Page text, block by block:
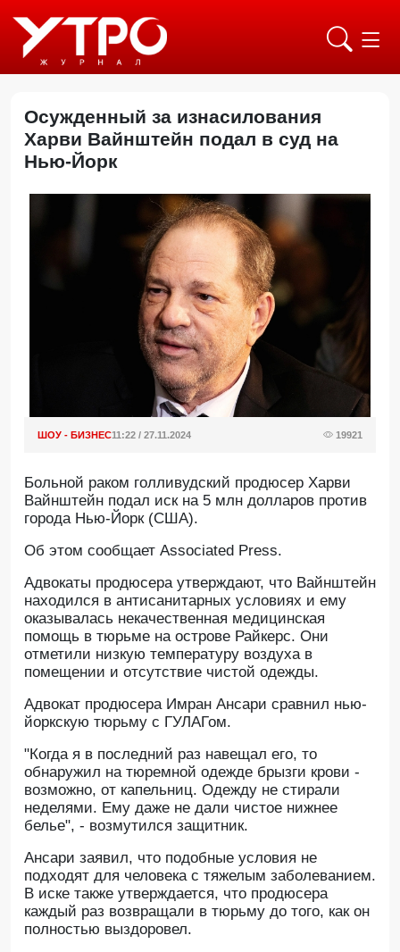
Осужденный за изнасилования
Харви Вайнштейн подал в суд на
Нью-Йорк
ШОУ - БИЗНЕС11:22 / 27.11.2024 19921
Больной раком голливудский продюсер Харви
Вайнштейн подал иск на 5 млн долларов против
города Нью-Йорк (США).
Oб этом сообщает Associated Press.
Адвокаты продюсера утверждают, что Вайнштейн
находился в антисанитарных условиях и ему
оказывалась некачественная медицинская
помощь в тюрьме на острове Райкерс. Они
отметили низкую температуру воздуха в
помещении и отсутствие чистой одежды.
Адвокат продюсера Имран Ансари сравнил нью-
йоркскую тюрьму с ГУЛАГом.
"Когда я в последний раз навещал его, то
обнаружил на тюремной одежде брызги крови -
возможно, от капельниц. Одежду не стирали
неделями. Ему даже не дали чистое нижнее
белье", - возмутился защитник.
Ансари заявил, что подобные условия не
подходят для человека с тяжелым заболеванием.
В иске также утверждается, что продюсера
каждый раз возвращали в тюрьму до того, как он
полностью выздоровел.